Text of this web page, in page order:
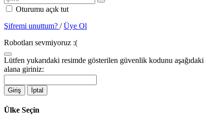
Oturumu açık tut
Şifremi unuttum? /Üye Ol
Robotları sevmiyoruz :(
Lütfen yukarıdaki resimde gösterilen güvenlik kodunu aşağıdaki
alana giriniz:
Giriş İptal
Ülke Seçin